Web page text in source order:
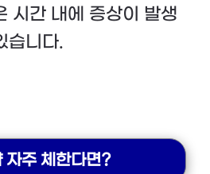
시간 내에 증상이 발생
습니다.
자주 체한다면?